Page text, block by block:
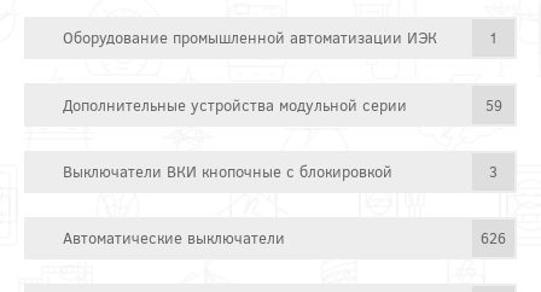
Оборудование промышленной автоматизации ИЭК 1
Дополнительные устройства модульной серии 59
Выключатели ВКИ кнопочные с блокировкой 3
Автоматические выключатели 626